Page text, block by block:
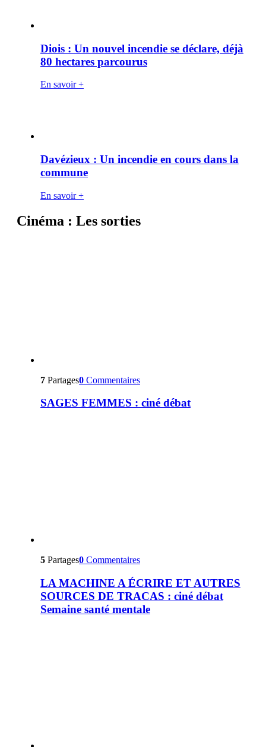
Diois : Un nouvel incendie se déclare, déjà
80 hectares parcourus
En savoir +
Davézieux : Un incendie en cours dans la
commune
En savoir +
Cinéma : Les sorties
7 Partages0 Commentaires
SAGES FEMMES : ciné débat
5 Partages0 Commentaires
LA MACHINE A ÉCRIRE ET AUTRES
SOURCES DE TRACAS : ciné débat
Semaine santé mentale